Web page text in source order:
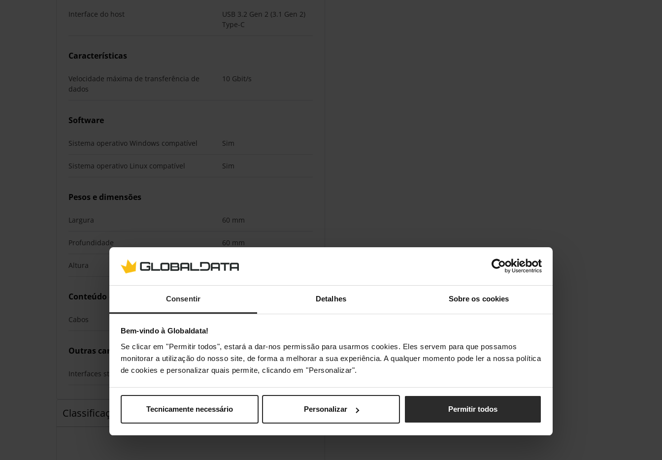
Consentir Detalhes Sobre os cookies
Bem-vindo à Globaldata!
Se clicar em "Permitir todos", estará a dar-nos permissão para usarmos cookies. Eles servem para que possamos
monitorar a utilização do nosso site, de forma a melhorar a sua experiência. A qualquer momento pode ler a nossa política
de cookies e personalizar quais permite, clicando em "Personalizar".
Tecnicamente necessário Personalizar Permitir todos
Interface do host
USB 3.2 Gen 2 (3.1 Gen 2)
Type-C
Características
Velocidade máxima de transferência de
dados
10 Gbit/s
Software
Sistema operativo Windows compatível Sim
Sistema operativo Linux compatível Sim
Pesos e dimensões
Largura 60 mm
Profundidade 60 mm
Altura 14,5 mm
Conteúdo da embalagem
Cabos
Outras características
Interfaces standard USB
Classificações